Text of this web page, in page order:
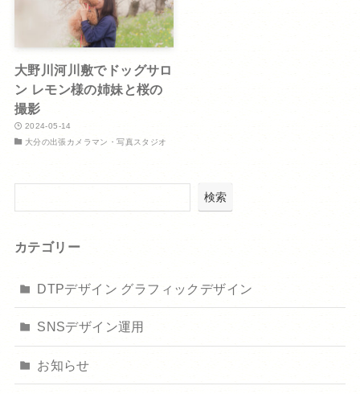
大野川河川敷でドッグサロ
ン レモン様の姉妹と桜の
撮影
2024-05-14
大分の出張カメラマン・写真スタジオ
検索
カテゴリー
DTPデザイン グラフィックデザイン
SNSデザイン運用
お知らせ